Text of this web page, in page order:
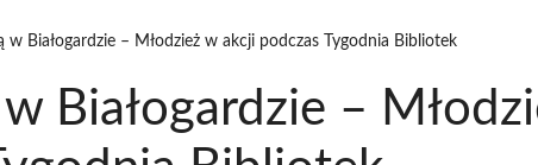
w Białogardzie – Młodzież w akcji podczas Tygodnia Bibliotek
Białogardzie –